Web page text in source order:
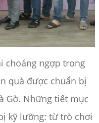
choáng ngợp trong
quà được chuẩn bị
Gờ. Những tiết mục
kỹ lưỡng: từ trò chơi